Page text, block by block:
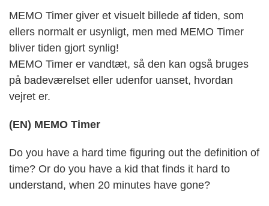
MEMO Timer giver et visuelt billede af tiden, som
ellers normalt er usynligt, men med MEMO Timer
bliver tiden gjort synlig!
MEMO Timer er vandtæt, så den kan også bruges
på badeværelset eller udenfor uanset, hvordan
vejret er.
(EN) MEMO Timer
Do you have a hard time figuring out the definition of
time? Or do you have a kid that finds it hard to
understand, when 20 minutes have gone?